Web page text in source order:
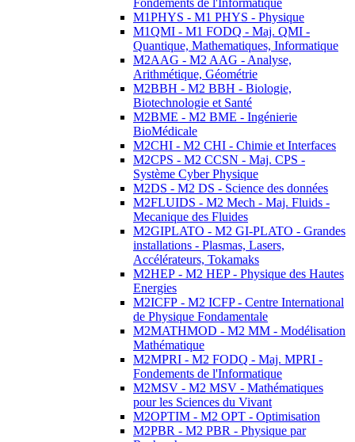
Fondements de l'Informatique
M1PHYS - M1 PHYS - Physique
M1QMI - M1 FODQ - Maj. QMI -
Quantique, Mathematiques, Informatique
M2AAG - M2 AAG - Analyse,
Arithmétique, Géométrie
M2BBH - M2 BBH - Biologie,
Biotechnologie et Santé
M2BME - M2 BME - Ingénierie
BioMédicale
M2CHI - M2 CHI - Chimie et Interfaces
M2CPS - M2 CCSN - Maj. CPS -
Système Cyber Physique
M2DS - M2 DS - Science des données
M2FLUIDS - M2 Mech - Maj. Fluids -
Mecanique des Fluides
M2GIPLATO - M2 GI-PLATO - Grandes
installations - Plasmas, Lasers,
Accélérateurs, Tokamaks
M2HEP - M2 HEP - Physique des Hautes
Energies
M2ICFP - M2 ICFP - Centre International
de Physique Fondamentale
M2MATHMOD - M2 MM - Modélisation
Mathématique
M2MPRI - M2 FODQ - Maj. MPRI -
Fondements de l'Informatique
M2MSV - M2 MSV - Mathématiques
pour les Sciences du Vivant
M2OPTIM - M2 OPT - Optimisation
M2PBR - M2 PBR - Physique par